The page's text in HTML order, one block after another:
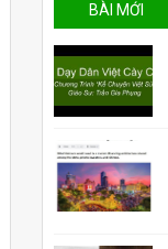
BÀI MỚI